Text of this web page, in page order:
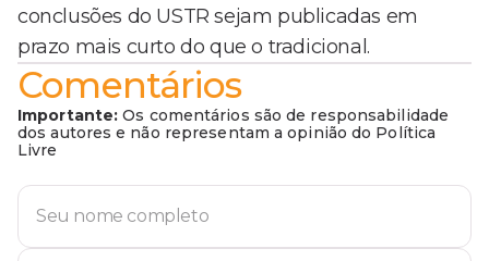
conclusões do USTR sejam publicadas em
prazo mais curto do que o tradicional.
Comentários
Importante: Os comentários são de responsabilidade
dos autores e não representam a opinião do Política
Livre